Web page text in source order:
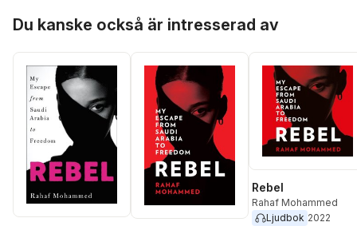
Du kanske också är intresserad av
Rebel
Rahaf Mohammed
Ljudbok 2022